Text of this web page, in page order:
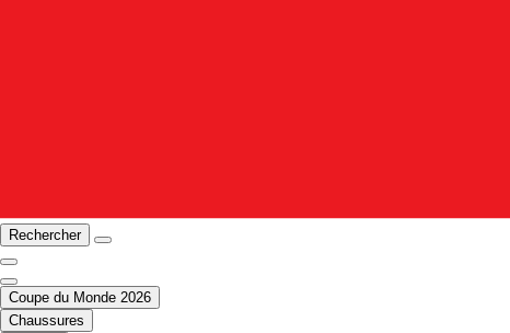
Rechercher
Coupe du Monde 2026
Chaussures